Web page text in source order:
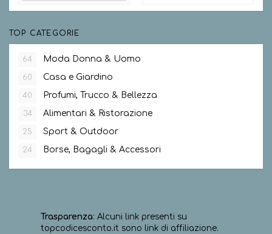
TOP CATEGORIE
64 Moda Donna & Uomo
60 Casa e Giardino
40 Profumi, Trucco & Bellezza
34 Alimentari & Ristorazione
25 Sport & Outdoor
24 Borse, Bagagli & Accessori
Trasparenza: Alcuni link presenti su
topcodicesconto.it sono link di affiliazione.